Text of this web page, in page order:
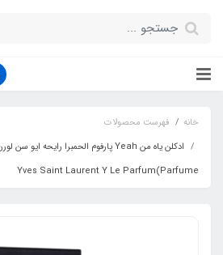
خانه
فهرست محصولات
Parfume)Yves Saint Laurent Y Le Parfum